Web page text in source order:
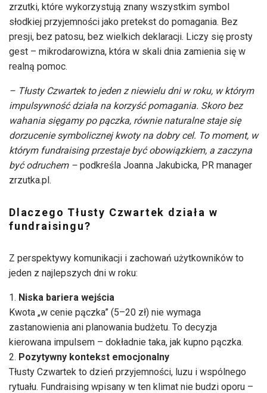
zrzutki, które wykorzystują znany wszystkim symbol
słodkiej przyjemności jako pretekst do pomagania. Bez
presji, bez patosu, bez wielkich deklaracji. Liczy się prosty
gest – mikrodarowizna, która w skali dnia zamienia się w
realną pomoc.
– Tłusty Czwartek to jeden z niewielu dni w roku, w którym
impulsywność działa na korzyść pomagania. Skoro bez
wahania sięgamy po pączka, równie naturalne staje się
dorzucenie symbolicznej kwoty na dobry cel. To moment, w
którym fundraising przestaje być obowiązkiem, a zaczyna
być odruchem – podkreśla Joanna Jakubicka, PR manager
zrzutka.pl.
Dlaczego Tłusty Czwartek działa w
fundraisingu?
Z perspektywy komunikacji i zachowań użytkowników to
jeden z najlepszych dni w roku:
Niska bariera wejścia
Kwota „w cenie pączka” (5–20 zł) nie wymaga
zastanowienia ani planowania budżetu. To decyzja
kierowana impulsem – dokładnie taka, jak kupno pączka.
Pozytywny kontekst emocjonalny
Tłusty Czwartek to dzień przyjemności, luzu i wspólnego
rytuału. Fundraising wpisany w ten klimat nie budzi oporu –